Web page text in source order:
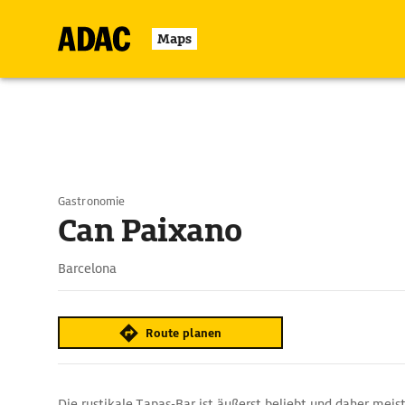
Maps
Gastronomie
Can Paixano
Barcelona
Route planen